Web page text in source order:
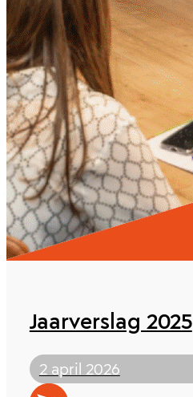
Jaarverslag 2025
2 april 2026